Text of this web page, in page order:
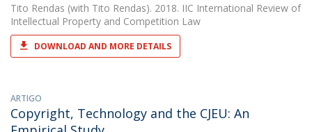
Tito Rendas (with Tito Rendas). 2018. IIC International Review of
Intellectual Property and Competition Law
DOWNLOAD AND MORE DETAILS
ARTIGO
Copyright, Technology and the CJEU: An